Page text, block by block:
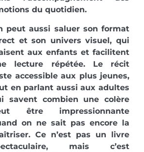
du quotidien.
peut aussi saluer son format
et son univers visuel, qui
aux enfants et facilitent
lecture répétée. Le récit
accessible aux plus jeunes,
en parlant aussi aux adultes
savent combien une colère
être impressionnante
on ne sait pas encore la
Ce n’est pas un livre
mais c’est